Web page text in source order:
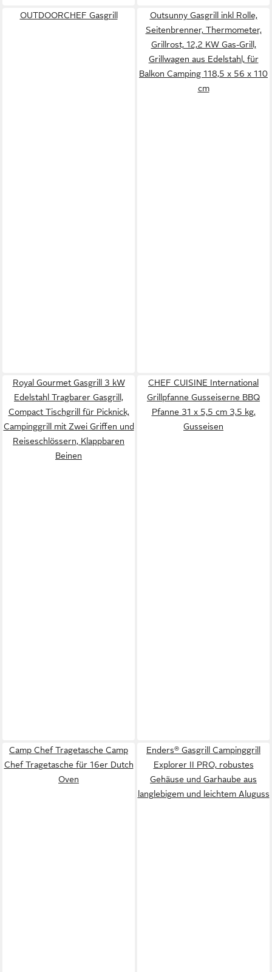
OUTDOORCHEF Gasgrill
Outsunny Gasgrill inkl Rolle,
Seitenbrenner, Thermometer,
Grillrost, 12,2 KW Gas-Grill,
Grillwagen aus Edelstahl, für
Balkon Camping 118,5 x 56 x 110
cm
Royal Gourmet Gasgrill 3 kW
Edelstahl Tragbarer Gasgrill,
Compact Tischgrill für Picknick,
Campinggrill mit Zwei Griffen und
Reiseschlössern, Klappbaren
Beinen
CHEF CUISINE International
Grillpfanne Gusseiserne BBQ
Pfanne 31 x 5,5 cm 3,5 kg,
Gusseisen
Camp Chef Tragetasche Camp
Chef Tragetasche für 16er Dutch
Oven
Enders® Gasgrill Campinggrill
Explorer II PRO, robustes
Gehäuse und Garhaube aus
langlebigem und leichtem Aluguss